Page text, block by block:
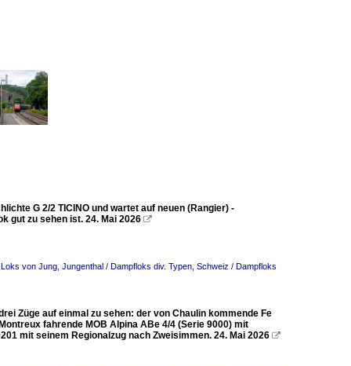
G 2/2 TICINO und wartet auf neuen (Rangier) -
gut zu sehen ist. 24. Mai 2026 
von Jung, Jungenthal / Dampfloks div. Typen Schweiz / Dampfloks
Züge auf einmal zu sehen: der von Chaulin kommende Fe
fahrende MOB Alpina ABe 4/4 (Serie 9000) mit
mit seinem Regionalzug nach Zweisimmen. 24. Mai 2026 